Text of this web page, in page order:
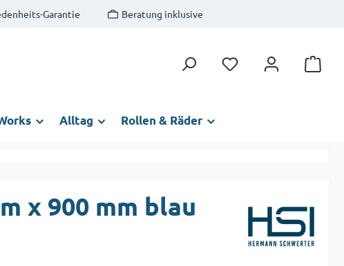
Garantie Beratung inklusive
Du hast 0 Produkte auf
Alltag Rollen & Räder
x 900 mm blau